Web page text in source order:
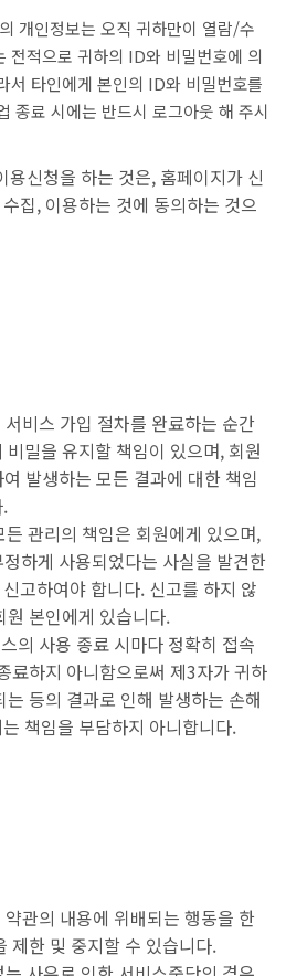
개인정보는 오직 귀하만이 열람/수
전적으로 귀하의 ID와 비밀번호에 의
서 타인에게 본인의 ID와 비밀번호를
종료 시에는 반드시 로그아웃 해 주시
신청을 하는 것은, 홈페이지가 신
집, 이용하는 것에 동의하는 것으
비스 가입 절차를 완료하는 순간
밀을 유지할 책임이 있으며, 회원
발생하는 모든 결과에 대한 책임
관리의 책임은 회원에게 있으며,
하게 사용되었다는 사실을 발견한
고하여야 합니다. 신고를 하지 않
원 본인에게 있습니다.
의 사용 종료 시마다 정확히 접속
료하지 아니함으로써 제3자가 귀하
등의 결과로 인해 발생하는 손해
책임을 부담하지 아니합니다.
관의 내용에 위배되는 행동을 한
제한 및 중지할 수 있습니다.